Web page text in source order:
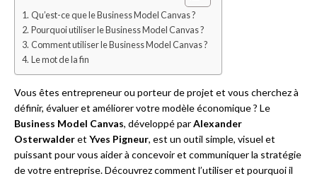
Qu’est-ce que le Business Model Canvas ?
Pourquoi utiliser le Business Model Canvas ?
Comment utiliser le Business Model Canvas ?
Le mot de la fin
Vous êtes entrepreneur ou porteur de projet et vous cherchez à
définir, évaluer et améliorer votre modèle économique ? Le
Business Model Canvas, développé parAlexander
Osterwalderet Yves Pigneur, est un outil simple, visuel et
puissant pour vous aider à concevoir et communiquer la stratégie
de votre entreprise. Découvrez comment l’utiliser et pourquoi il